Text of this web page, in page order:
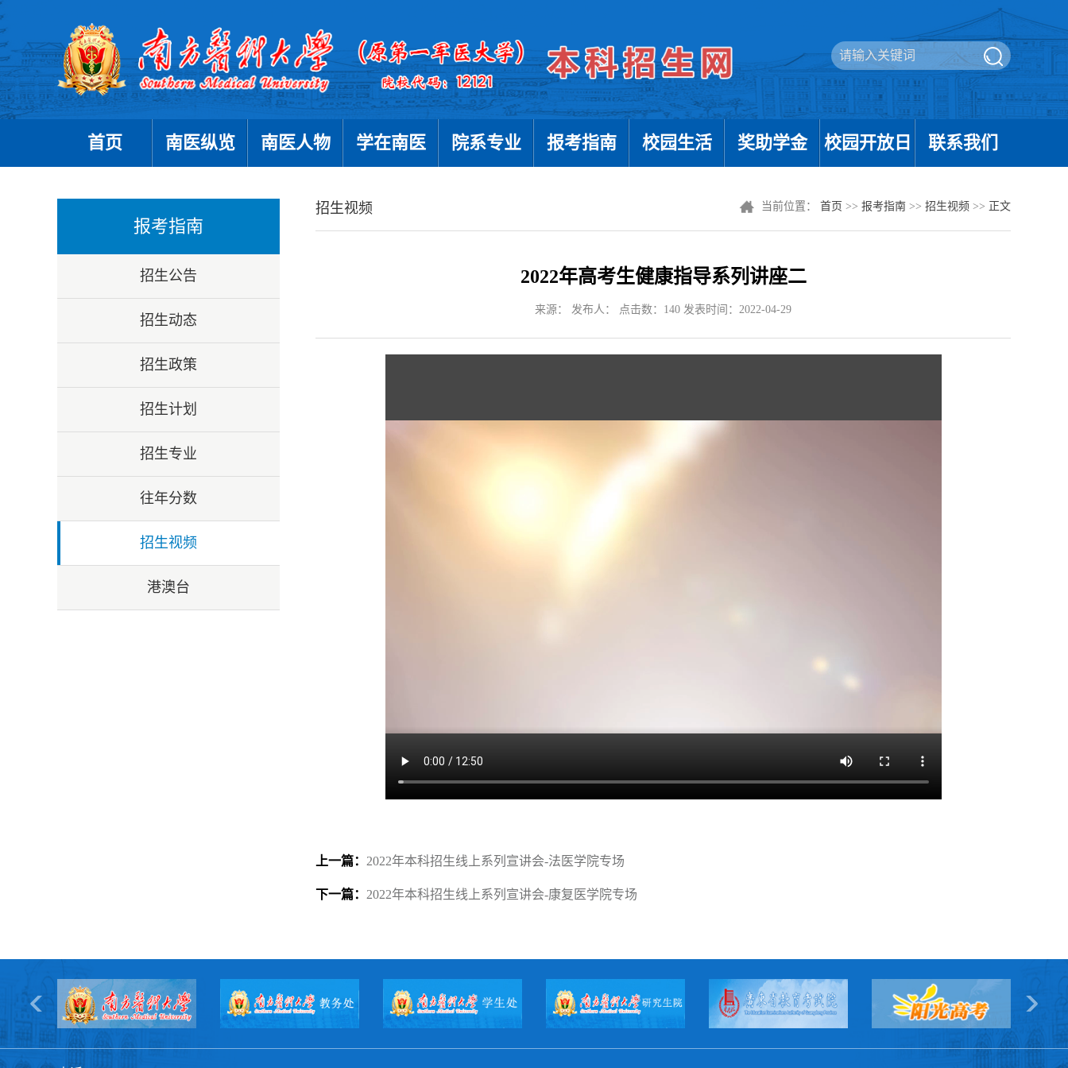
首页 南医纵览 南医人物 学在南医 院系专业 报考指南 校园生活 奖助学金 校园开放日 联系我们
报考指南
招生公告
招生动态
招生政策
招生计划
招生专业
往年分数
招生视频
港澳台
招生视频 当前位置： 首页 >> 报考指南 >> 招生视频 >> 正文
2022年高考生健康指导系列讲座二
来源： 发布人： 点击数： 140 发表时间：2022-04-29
上一篇： 2022年本科招生线上系列宣讲会-法医学院专场
下一篇： 2022年本科招生线上系列宣讲会-康复医学院专场